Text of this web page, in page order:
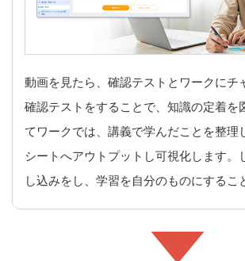
動画を見たら、確認テストとワークにチ
確認テストをすることで、知識の定着を
てワークでは、講義で学んだことを整理
シートへアウトプットし可視化します。
し込みをし、学習を自分のものにするこ